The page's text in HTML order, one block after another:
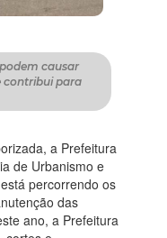
causar
contribui para
a Prefeitura
de Urbanismo e
percorrendo os
das
ano, a Prefeitura